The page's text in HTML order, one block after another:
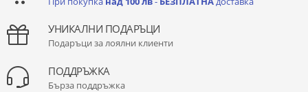
УНИКАЛНИ ПОДАРЪЦИ
Подаръци за лоялни клиенти
ПОДДРЪЖКА
Бърза поддръжка